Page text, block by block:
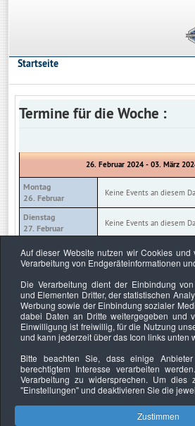
Startseite
Termine für die Woche :
26. Februar 2024 - 03. März
Montag
26. Februar
Keine Events an diesem
Dienstag
27. Februar
Keine Events an diesem
Mittwoch
28. Februar
Keine Events an diesem
29. Februar
Keine Events an diesem
Freitag
01. März
Keine Events an diesem
Samstag
Sonntag
03. März
Keine Events an diesem
Auf dieser Website nutzen wir Cookies und
Verarbeitung von Endgeräteinformationen
Die Verarbeitung dient der Einbindung
und Elementen Dritter, der statistischen
Werbung sowie der Einbindung sozialer
dabei Daten an Dritte weitergegeben und
Einwilligung ist freiwillig, für die Nutzung
und kann jederzeit über das Icon links unten
Bitte beachten Sie, dass einige
berechtigtem Interesse verarbeiten
Verarbeitung zu widersprechen. Um
"Einstellungen"und deaktivieren Sie die
Zustimmen